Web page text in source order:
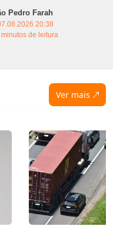
Pedro Farah
20:38
minutos de leitura
Ver mais